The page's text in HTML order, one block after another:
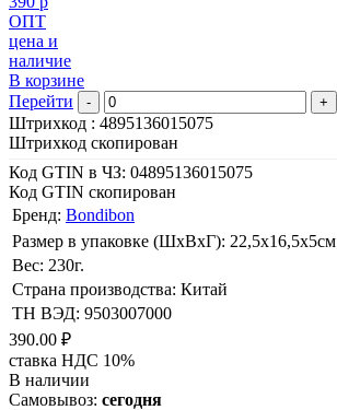
ОПТ
цена и
наличие
В корзине
Перейти
- +
Штрихкод : 4895136015075
Штрихкод скопирован
Код GTIN в ЧЗ: 04895136015075
Код GTIN скопирован
Бренд: Bondibon
Размер в упаковке (ШхВxГ): 22,5х16,5х5cм
Вес: 230г.
Страна производства: Китай
ТН ВЭД: 9503007000
390.00 ₽
ставка НДС 10%
В наличии
Самовывоз: сегодня